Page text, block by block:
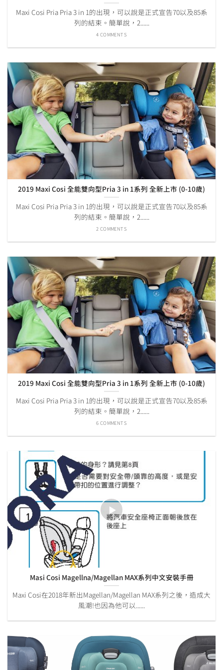
Maxi Cosi Pria Pria 3 in 1的出現，可以說是正式宣告70以及85系
列的結束。簡單說，2......
4 COMMENTS
2019 Maxi Cosi 全能雙向型Pria 3 in 1系列 全新上市 (0-10歲)
Maxi Cosi Pria Pria 3 in 1的出現，可以說是正式宣告70以及85系
列的結束。簡單說，2......
2 COMMENTS
2019 Maxi Cosi 全能雙向型Pria 3 in 1系列 全新上市 (0-10歲)
Maxi Cosi Pria Pria 3 in 1的出現，可以說是正式宣告70以及85系
列的結束。簡單說，2......
6 COMMENTS
Masi Cosi Magellna/Magellan MAX系列中文安裝手冊
Maxi Cosi在2018年新出Magellan/Magellan MAX系列之後，造成大
風潮!也因為他可以......